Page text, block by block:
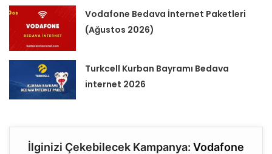
Vodafone Bedava İnternet Paketleri
(Ağustos 2026)
Turkcell Kurban Bayramı Bedava
internet 2026
İlginizi Çekebilecek Kampanya: Vodafone